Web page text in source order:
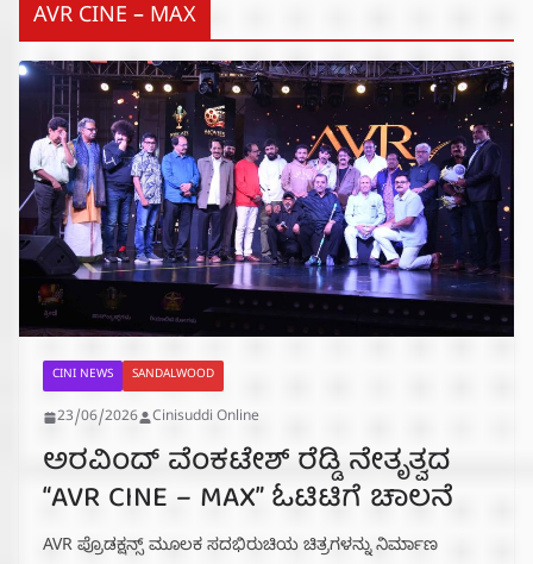
AVR CINE – MAX
CINI NEWS SANDALWOOD
23/06/2026 Cinisuddi Online
ಅರವಿಂದ್ ವೆಂಕಟೇಶ್ ರೆಡ್ಡಿ ನೇತೃತ್ವದ
“AVR CINE – MAX” ಓಟಿಟಿಗೆ ಚಾಲನೆ
AVR ಪ್ರೊಡಕ್ಷನ್ಸ್ ಮೂಲಕ ಸದಭಿರುಚಿಯ ಚಿತ್ರಗಳನ್ನು ನಿರ್ಮಾಣ